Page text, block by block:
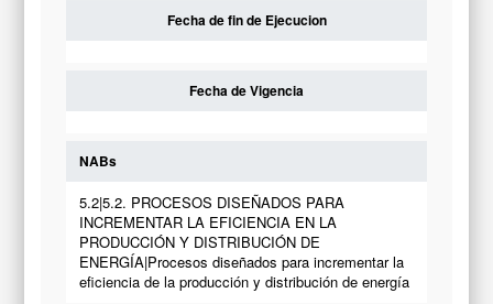
Fecha de fin de Ejecucion
Fecha de Vigencia
NABs
5.2|5.2. PROCESOS DISEÑADOS PARA
INCREMENTAR LA EFICIENCIA EN LA
PRODUCCIÓN Y DISTRIBUCIÓN DE
ENERGÍA|Procesos diseñados para incrementar la
eficiencia de la producción y distribución de energía